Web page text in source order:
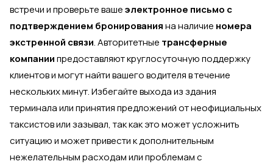
встречи и проверьте вашеэлектронное письмо с
подтверждением бронированияна наличие номера
экстренной связи. Авторитетные трансферные
компаниипредоставляют круглосуточную поддержку
клиентов и могут найти вашего водителя в течение
нескольких минут. Избегайте выхода из здания
терминала или принятия предложений от неофициальных
таксистов или зазывал, так как это может усложнить
ситуацию и может привести к дополнительным
нежелательным расходам или проблемам с